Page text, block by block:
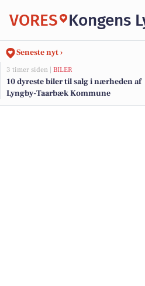
VORES Kongens
Seneste nyt ›
3 timer siden | BILER
10 dyreste biler til salg i nærheden af
Lyngby-Taarbæk Kommune